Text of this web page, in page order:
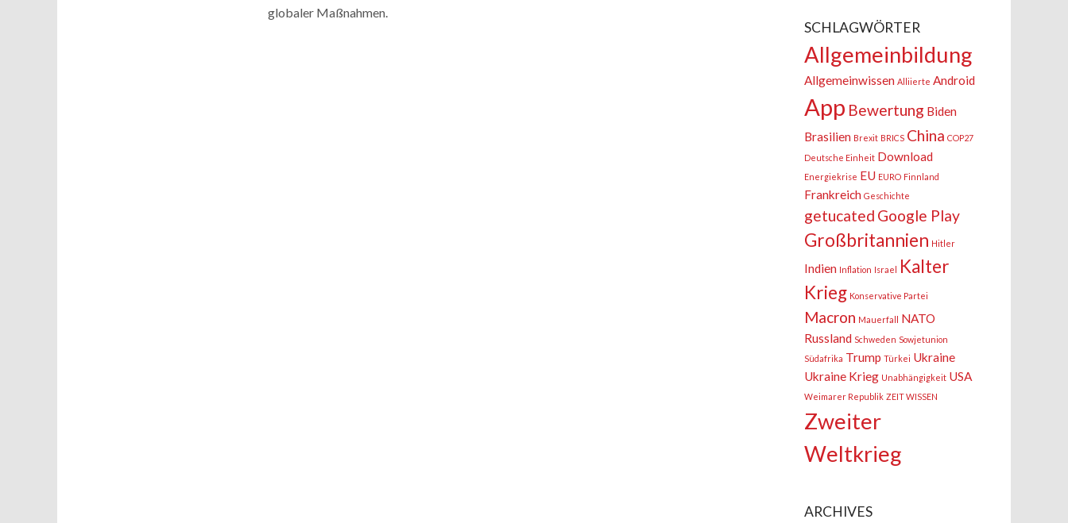
globaler Maßnahmen.
SCHLAGWÖRTER
Allgemeinbildung
Allgemeinwissen Alliierte Android
App Bewertung Biden
Brasilien Brexit BRICS China COP27
Deutsche Einheit Download
Energiekrise EU EURO Finnland
Frankreich Geschichte
getucated Google Play
Großbritannien Hitler
Indien Inflation Israel Kalter
Krieg Konservative Partei
Macron Mauerfall NATO
Russland Schweden Sowjetunion
Südafrika Trump Türkei Ukraine
Ukraine Krieg Unabhängigkeit USA
Weimarer Republik ZEIT WISSEN
Zweiter
Weltkrieg
ARCHIVES